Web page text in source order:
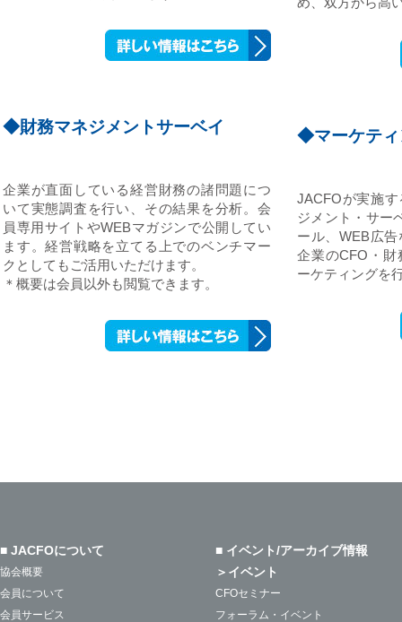
◆財務マネジメントサーベイ
企業が直面している経営財務の諸問題につ
いて実態調査を行い、その結果を分析。会
員専用サイトやWEBマガジンで公開してい
ます。経営戦略を立てる上でのベンチマー
クとしてもご活用いただけます。
＊概要は会員以外も閲覧できます。
◆マーケティ
JACFOが実施
ジメント・サー
ール、WEB広
企業のCFO・財
ーケティングを
■ JACFOについて
協会概要
会員について
会員サービス
■ イベント/アーカイブ情報
＞イベント
CFOセミナー
フォーラム・イベント